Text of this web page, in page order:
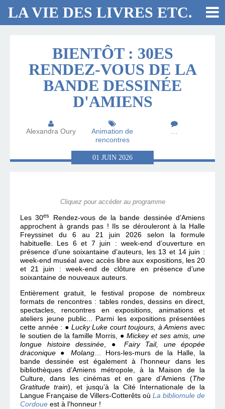
LA VIE DES LIVRES ETC.
BIENTÔT : 30ES
RENDEZ-VOUS DE LA
BANDE DESSINÉE
D'AMIENS
Alexandra Oury
Animation de
rencontres
…
01 JUIN 2026
Cliquez pour accéder au programme
Les 30es
Rendez-vous de la bande dessinée d’Amiens
approchent à grands pas ! Ils se dérouleront à la Halle
Freyssinet du 6 au 21 juin 2026 selon la formule
habituelle. Les 6 et 7 juin : week-end d’ouverture en
présence d’une soixantaine d’auteurs, les 13 et 14 juin :
week-end muséal avec accès libre aux expositions, les 20
et 21 juin : week-end de clôture en présence d’une
soixantaine de nouveaux auteurs.
Entièrement gratuit, le festival propose de nombreux
formats de rencontres : tables rondes, dessins en direct,
spectacles, rencontres en expositions, animations et
ateliers jeune public... Parmi les expositions présentées
cette année : ● Lucky Luke court toujours, à Amiens avec
le soutien de la famille Morris, ●Mickey et ses amis, une
longue histoire dessinée, ● Fairy Tail, une épopée
draconique ● Molang… Hors-les-murs de la Halle, la
bande dessinée est également à l’honneur dans les
bibliothèques d’Amiens métropole, à la Maison de la
Culture, dans les cinémas et en gare d’Amiens (The
Gratitude train), et jusqu’à la Cité Internationale de la
Langue Française de Villers-Cotterêts où La bibliomule de
Cordoue est à l'honneur !